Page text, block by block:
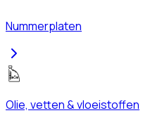
Nummerplaten
Olie, vetten & vloeistoffen